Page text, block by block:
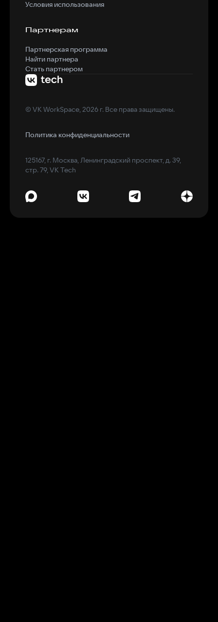
Условия использования
Партнерам
Партнерская программа
Найти партнера
Стать партнером
© VK WorkSpace, 2026 г. Все права защищены.
Политика конфиденциальности
125167, г. Москва, Ленинградский проспект, д. 39,
стр. 79, VK Tech